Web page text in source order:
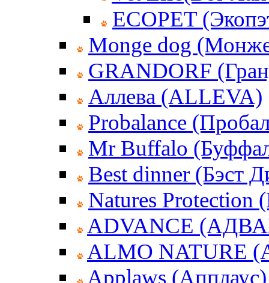
ECOPET
Monge dog
GRANDORF
Аллева (ALLEVA)
Probalance
Mr Buffalo
Best dinner (Бэст
Natures Protection
ADVANCE
ALMO
Applaws (Апплаус)